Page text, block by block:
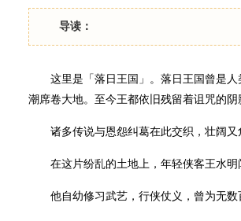
导读：
这里是「落日王国」。落日王国曾是
潮席卷大地。至今王都依旧残留着诅咒的
诸多传说与恩怨纠葛在此交织，壮阔又
在这片纷乱的土地上，年轻侠客王水明
他自幼修习武艺，行侠仗义，曾为无数